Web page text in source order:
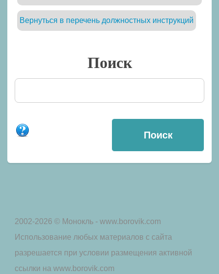
Вернуться в перечень должностных инструкций
Поиск
2002-2026 © Монокль - www.borovik.com
Использование любых материалов с сайта
разрешается при условии размещения активной
ссылки на www.borovik.com